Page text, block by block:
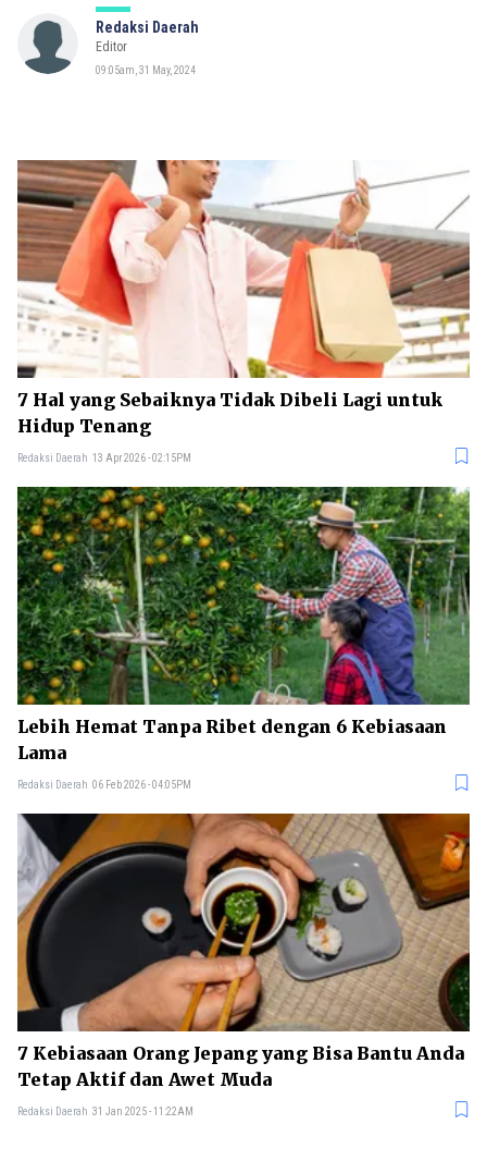
Redaksi Daerah
Editor
09:05am, 31 May, 2024
7 Hal yang Sebaiknya Tidak Dibeli Lagi untuk
Hidup Tenang
Redaksi Daerah 13 Apr 2026 - 02:15PM
Lebih Hemat Tanpa Ribet dengan 6 Kebiasaan
Lama
Redaksi Daerah 06 Feb 2026 - 04:05PM
7 Kebiasaan Orang Jepang yang Bisa Bantu Anda
Tetap Aktif dan Awet Muda
Redaksi Daerah 31 Jan 2025 - 11:22AM